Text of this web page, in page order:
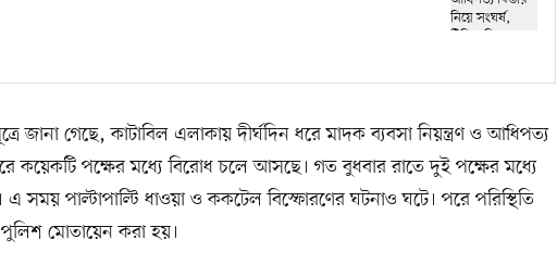
জানা গেছে, কাটাবিল এলাকায় দীর্ঘদিন ধরে মাদক ব্যবসা নিয়ন্ত্রণ ও আধিপত্য
কয়েকটি পক্ষের মধ্যে বিরোধ চলে আসছে। গত বুধবার রাতে দুই পক্ষের মধ্যে
এ সময় পাল্টাপাল্টি ধাওয়া ও ককটেল বিস্ফোরণের ঘটনাও ঘটে। পরে পরিস্থিতি
পুলিশ মোতায়েন করা হয়।